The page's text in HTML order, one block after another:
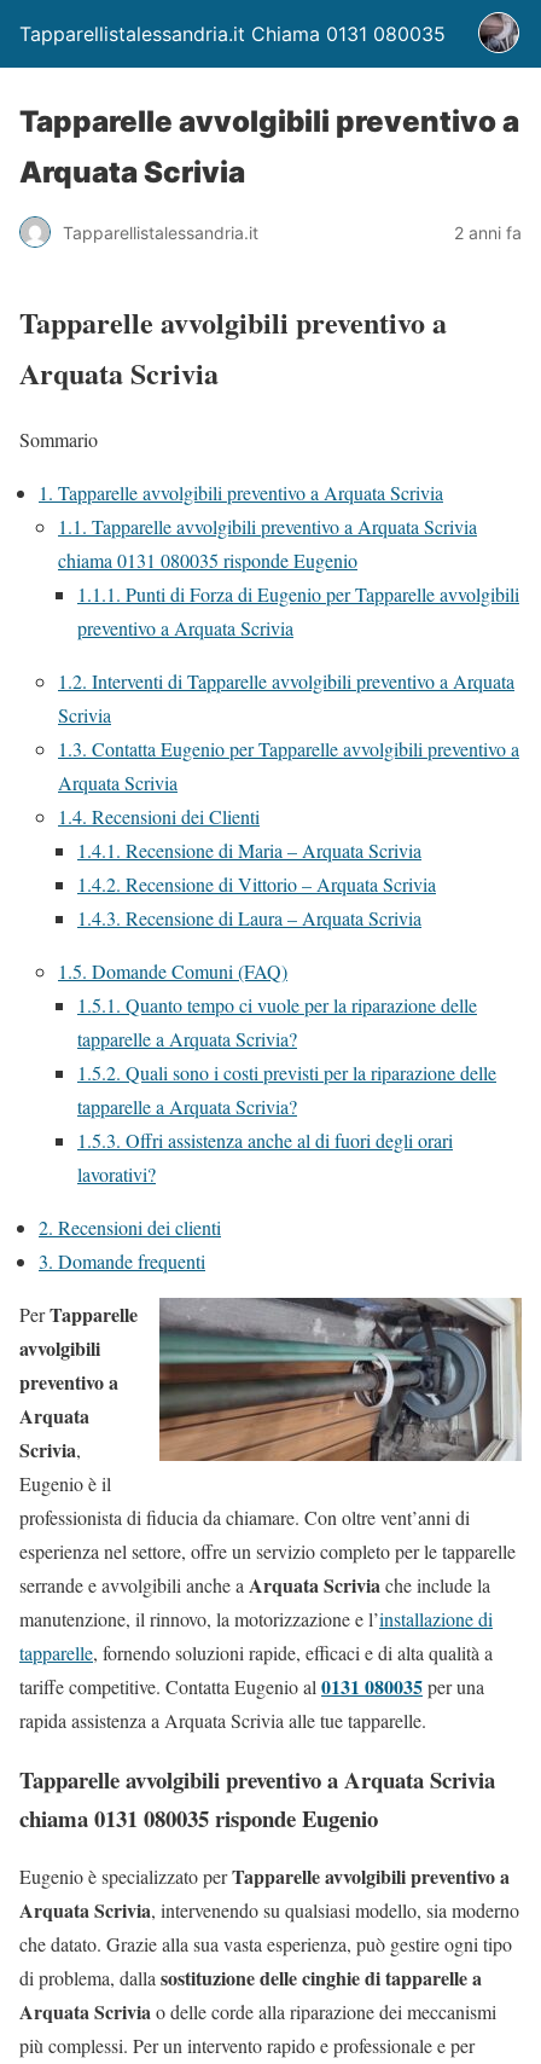
Tapparellistalessandria.it Chiama 0131 080035
Tapparelle avvolgibili preventivo a
Arquata Scrivia
Tapparellistalessandria.it 2 anni fa
Tapparelle avvolgibili preventivo a
Arquata Scrivia
Sommario
1. Tapparelle avvolgibili preventivo a Arquata Scrivia
1.1. Tapparelle avvolgibili preventivo a Arquata Scrivia
chiama 0131 080035 risponde Eugenio
1.1.1. Punti di Forza di Eugenio per Tapparelle avvolgibili
preventivo a Arquata Scrivia
1.2. Interventi di Tapparelle avvolgibili preventivo a Arquata
Scrivia
1.3. Contatta Eugenio per Tapparelle avvolgibili preventivo a
Arquata Scrivia
1.4. Recensioni dei Clienti
1.4.1. Recensione di Maria – Arquata Scrivia
1.4.2. Recensione di Vittorio – Arquata Scrivia
1.4.3. Recensione di Laura – Arquata Scrivia
1.5. Domande Comuni (FAQ)
1.5.1. Quanto tempo ci vuole per la riparazione delle
tapparelle a Arquata Scrivia?
1.5.2. Quali sono i costi previsti per la riparazione delle
tapparelle a Arquata Scrivia?
1.5.3. Offri assistenza anche al di fuori degli orari
lavorativi?
2. Recensioni dei clienti
3. Domande frequenti
PerTapparelle
avvolgibili
preventivo a
Arquata
Scrivia,
Eugenio è il
professionista di fiducia da chiamare. Con oltre vent’anni di
esperienza nel settore, offre un servizio completo per le tapparelle
serrande e avvolgibili anche a Arquata Scriviache include la
manutenzione, il rinnovo, la motorizzazione e l’installazione di
tapparelle, fornendo soluzioni rapide, efficaci e di alta qualità a
tariffe competitive. Contatta Eugenio al 0131 080035per una
rapida assistenza a Arquata Scrivia alle tue tapparelle.
Tapparelle avvolgibili preventivo a Arquata Scrivia
chiama 0131 080035 risponde Eugenio
Eugenio è specializzato perTapparelle avvolgibili preventivo a
Arquata Scrivia, intervenendo su qualsiasi modello, sia moderno
che datato. Grazie alla sua vasta esperienza, può gestire ogni tipo
di problema, dallasostituzione delle cinghie di tapparelle a
Arquata Scriviao delle corde alla riparazione dei meccanismi
più complessi. Per un intervento rapido e professionale e per